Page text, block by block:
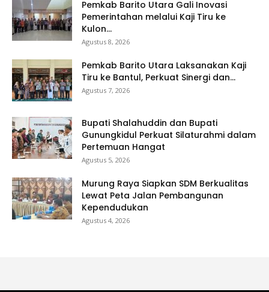
Pemkab Barito Utara Gali Inovasi
Pemerintahan melalui Kaji Tiru ke
Kulon...
Agustus 8, 2026
Pemkab Barito Utara Laksanakan Kaji
Tiru ke Bantul, Perkuat Sinergi dan...
Agustus 7, 2026
Bupati Shalahuddin dan Bupati
Gunungkidul Perkuat Silaturahmi dalam
Pertemuan Hangat
Agustus 5, 2026
Murung Raya Siapkan SDM Berkualitas
Lewat Peta Jalan Pembangunan
Kependudukan
Agustus 4, 2026